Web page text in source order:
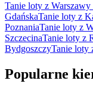
Tanie loty z Warszawy
GdańskaTanie loty z
PoznaniaTanie loty z
SzczecinaTanie loty z
BydgoszczyTanie loty
Popularne